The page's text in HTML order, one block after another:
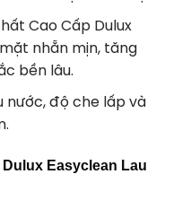
Cao Cấp Dulux
nhẵn mịn, tăng
bền lâu.
nước, độ che lấp và
Easyclean Lau